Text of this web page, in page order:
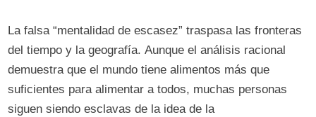
La falsa “mentalidad de escasez” traspasa las fronteras
del tiempo y la geografía. Aunque el análisis racional
demuestra que el mundo tiene alimentos más que
suficientes para alimentar a todos, muchas personas
siguen siendo esclavas de la idea de la